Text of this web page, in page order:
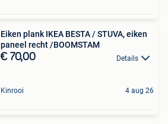
Eiken plank IKEA BESTA / STUVA, eiken
paneel recht /BOOMSTAM
€ 70,00 Details
Kinrooi 4 aug 26